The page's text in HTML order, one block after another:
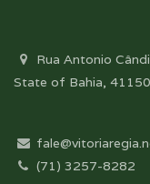
Rua Antonio
State of Bahia,
(71) 3257-8282